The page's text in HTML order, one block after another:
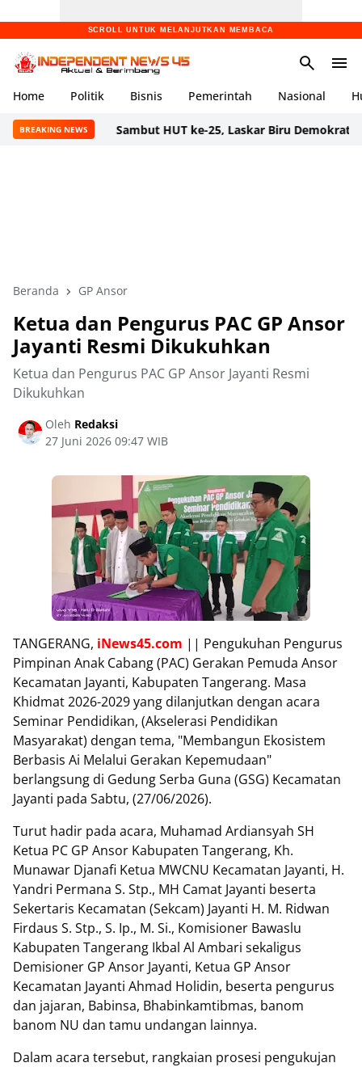
SCROLL UNTUK MELANJUTKAN MEMBACA
Home Politik Bisnis Pemerintah Nasional
BREAKING NEWSSambut HUT ke-25, Laskar Biru Demokrat Banten
Beranda GP Ansor
Ketua dan Pengurus PAC GP Ansor
Jayanti Resmi Dikukuhkan
Ketua dan Pengurus PAC GP Ansor Jayanti Resmi
Dikukuhkan
Oleh Redaksi
27 Juni 2026 09:47 WIB
TANGERANG, iNews45.com || Pengukuhan Pengurus
Pimpinan Anak Cabang (PAC) Gerakan Pemuda Ansor
Kecamatan Jayanti, Kabupaten Tangerang. Masa
Khidmat 2026-2029 yang dilanjutkan dengan acara
Seminar Pendidikan, (Akselerasi Pendidikan
Masyarakat) dengan tema, "Membangun Ekosistem
Berbasis Ai Melalui Gerakan Kepemudaan"
berlangsung di Gedung Serba Guna (GSG) Kecamatan
Jayanti pada Sabtu, (27/06/2026).
Turut hadir pada acara, Muhamad Ardiansyah SH
Ketua PC GP Ansor Kabupaten Tangerang, Kh.
Munawar Djanafi Ketua MWCNU Kecamatan Jayanti, H.
Yandri Permana S. Stp., MH Camat Jayanti beserta
Sekertaris Kecamatan (Sekcam) Jayanti H. M. Ridwan
Firdaus S. Stp., S. Ip., M. Si., Komisioner Bawaslu
Kabupaten Tangerang Ikbal Al Ambari sekaligus
Demisioner GP Ansor Jayanti, Ketua GP Ansor
Kecamatan Jayanti Ahmad Holidin, beserta pengurus
dan jajaran, Babinsa, Bhabinkamtibmas, banom
banom NU dan tamu undangan lainnya.
Dalam acara tersebut, rangkaian prosesi pengukujan